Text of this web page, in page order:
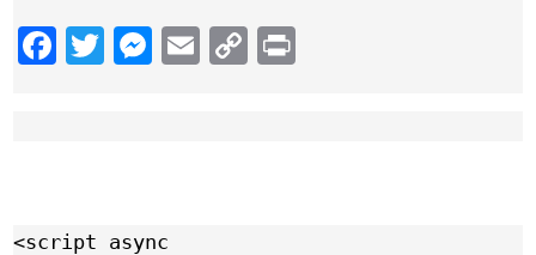
Facebook
TwitterMessenger
EmailCopy
<script async